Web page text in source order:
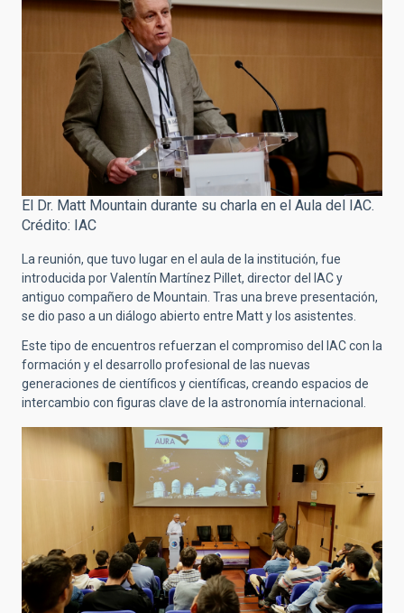
El Dr. Matt Mountain durante su charla en el Aula del IAC.
Crédito: IAC
La reunión, que tuvo lugar en el aula de la institución, fue
introducida por Valentín Martínez Pillet, director del IAC y
antiguo compañero de Mountain. Tras una breve presentación,
se dio paso a un diálogo abierto entre Matt y los asistentes.
Este tipo de encuentros refuerzan el compromiso del IAC con la
formación y el desarrollo profesional de las nuevas
generaciones de científicos y científicas, creando espacios de
intercambio con figuras clave de la astronomía internacional.